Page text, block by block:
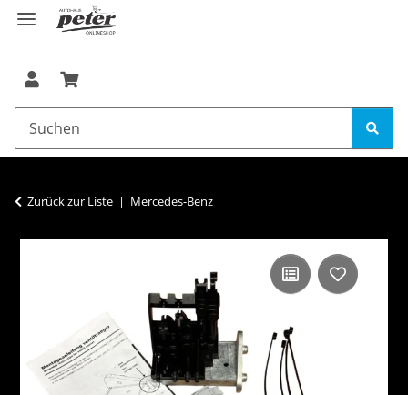
Zurück zur Liste Mercedes-Benz